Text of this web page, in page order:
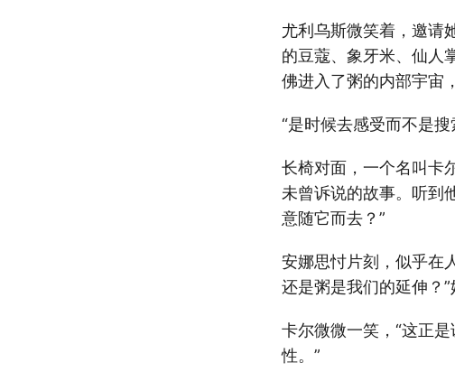
尤利乌斯微笑着，邀
的豆蔻、象牙米、仙人
佛进入了粥的内部宇宙
“是时候去感受而不是搜
长椅对面，一个名叫卡
未曾诉说的故事。听到
意随它而去？”
安娜思忖片刻，似乎在
还是粥是我们的延伸？”
卡尔微微一笑，“这正
性。”